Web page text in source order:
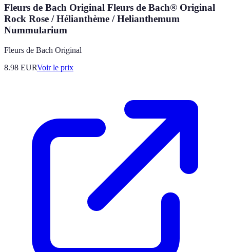
Fleurs de Bach Original Fleurs de Bach® Original
Rock Rose / Hélianthème / Helianthemum
Nummularium
Fleurs de Bach Original
8.98 EURVoir le prix